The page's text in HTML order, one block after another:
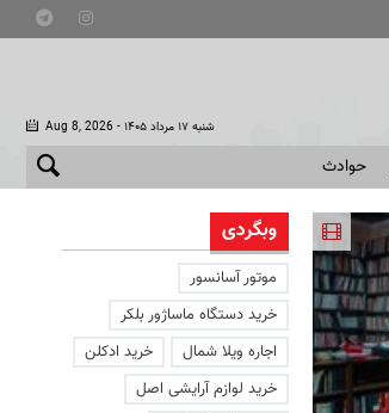
Aug 8, 2026 - شنبه ۱۷ مرداد ۱۴۰۵
حوادث
وبگردی
موتور آسانسور
خرید دستگاه ماساژور بلکر
اجاره ویلا شمال
خرید ادکلن
خرید لوازم آرایشی اصل